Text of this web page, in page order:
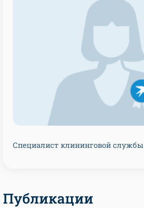
Специалист клининговой службы
Публикации